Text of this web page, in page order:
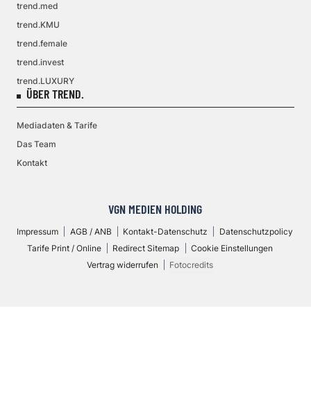
trend.med
trend.KMU
trend.female
trend.invest
trend.LUXURY
ÜBER TREND.
Mediadaten & Tarife
Das Team
Kontakt
VGN MEDIEN HOLDING
Impressum AGB / ANB Kontakt-Datenschutz
Datenschutzpolicy
Tarife Print / Online
Redirect Sitemap
Cookie Einstellungen
Vertrag widerrufen
Fotocredits